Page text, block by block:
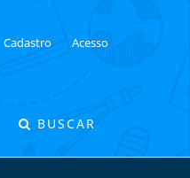
BUSCAR
Cadastro Acesso